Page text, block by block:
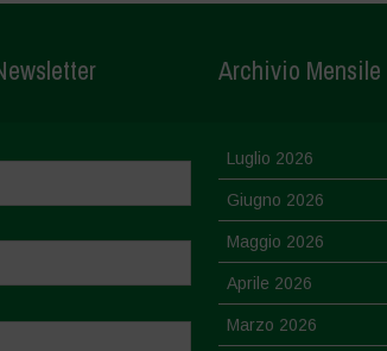
Archivio Mensile
Luglio 2026
Giugno 2026
Maggio 2026
Aprile 2026
Marzo 2026